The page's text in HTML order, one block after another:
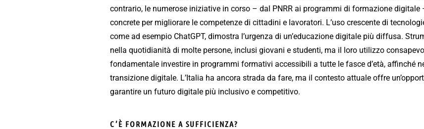
contrario, le numerose iniziative in corso – dal PNRR ai programmi di formazione
concrete per migliorare le competenze di cittadini e lavoratori. L’uso crescente di
come ad esempio ChatGPT, dimostra l’urgenza di un’educazione digitale più diffusa.
nella quotidianità di molte persone, inclusi giovani e studenti, ma il loro utilizzo
fondamentale investire in programmi formativi accessibili a tutte le fasce d’età, affinché
transizione digitale. L’Italia ha ancora strada da fare, ma il contesto attuale offre
garantire un futuro digitale più inclusivo e competitivo.
C’È FORMAZIONE A SUFFICIENZA?